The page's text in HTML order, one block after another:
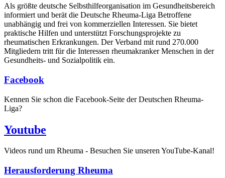
Als größte deutsche Selbsthilfe­organisation im Gesundheitsbereich
informiert und berät die Deutsche Rheuma-Liga Betroffene
unabhängig und frei von kommerziellen Interessen. Sie bietet
praktische Hilfen und unterstützt Forschungsprojekte zu
rheumatischen Erkrankungen. Der Verband mit rund 270.000
Mitgliedern tritt für die Interessen rheumakranker Menschen in der
Gesundheits- und Sozialpolitik ein.
Facebook
Kennen Sie schon die Facebook-Seite der Deutschen Rheuma-
Liga?
Youtube
Videos rund um Rheuma - Besuchen Sie unseren YouTube-Kanal!
Herausforderung Rheuma